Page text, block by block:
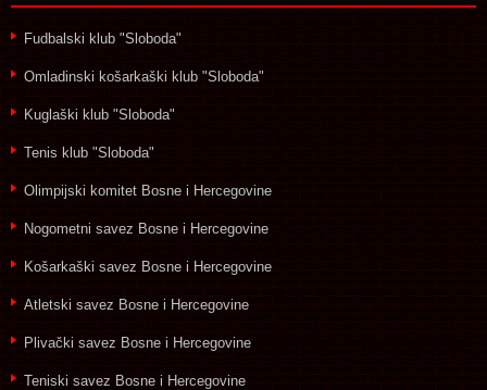
Fudbalski klub "Sloboda"
Omladinski košarkaški klub "Sloboda"
Kuglaški klub "Sloboda"
Tenis klub "Sloboda"
Olimpijski komitet Bosne i Hercegovine
Nogometni savez Bosne i Hercegovine
Košarkaški savez Bosne i Hercegovine
Atletski savez Bosne i Hercegovine
Plivački savez Bosne i Hercegovine
Teniski savez Bosne i Hercegovine